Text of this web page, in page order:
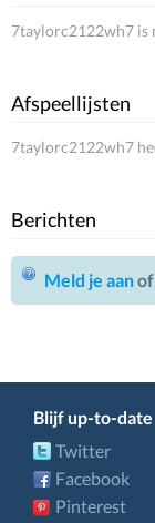
7taylorc2122wh7 is
Afspeellijsten
7taylorc2122wh7
Berichten
Meld je aanof
Blijf up-to-date
Twitter
Facebook
Pinterest